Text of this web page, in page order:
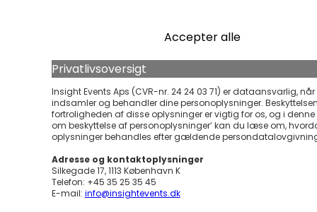
Accepter alle
Privatlivsoversigt
Insight Events Aps (CVR-nr. 24 24 03 71) er dataansvarlig, når
indsamler og behandler dine personoplysninger.
fortroligheden af disse oplysninger er vigtig for os, og i denne
om beskyttelse af personoplysninger’ kan du læse om,
oplysninger behandles efter gældende
Adresse og kontaktoplysninger
Silkegade 17, 1113 København K
Telefon: +45 35 25 35 45
E-mail: info@insightevents.dk